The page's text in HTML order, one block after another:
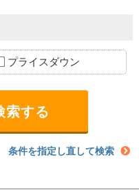
プライスダウン
条件を指定し直して検索